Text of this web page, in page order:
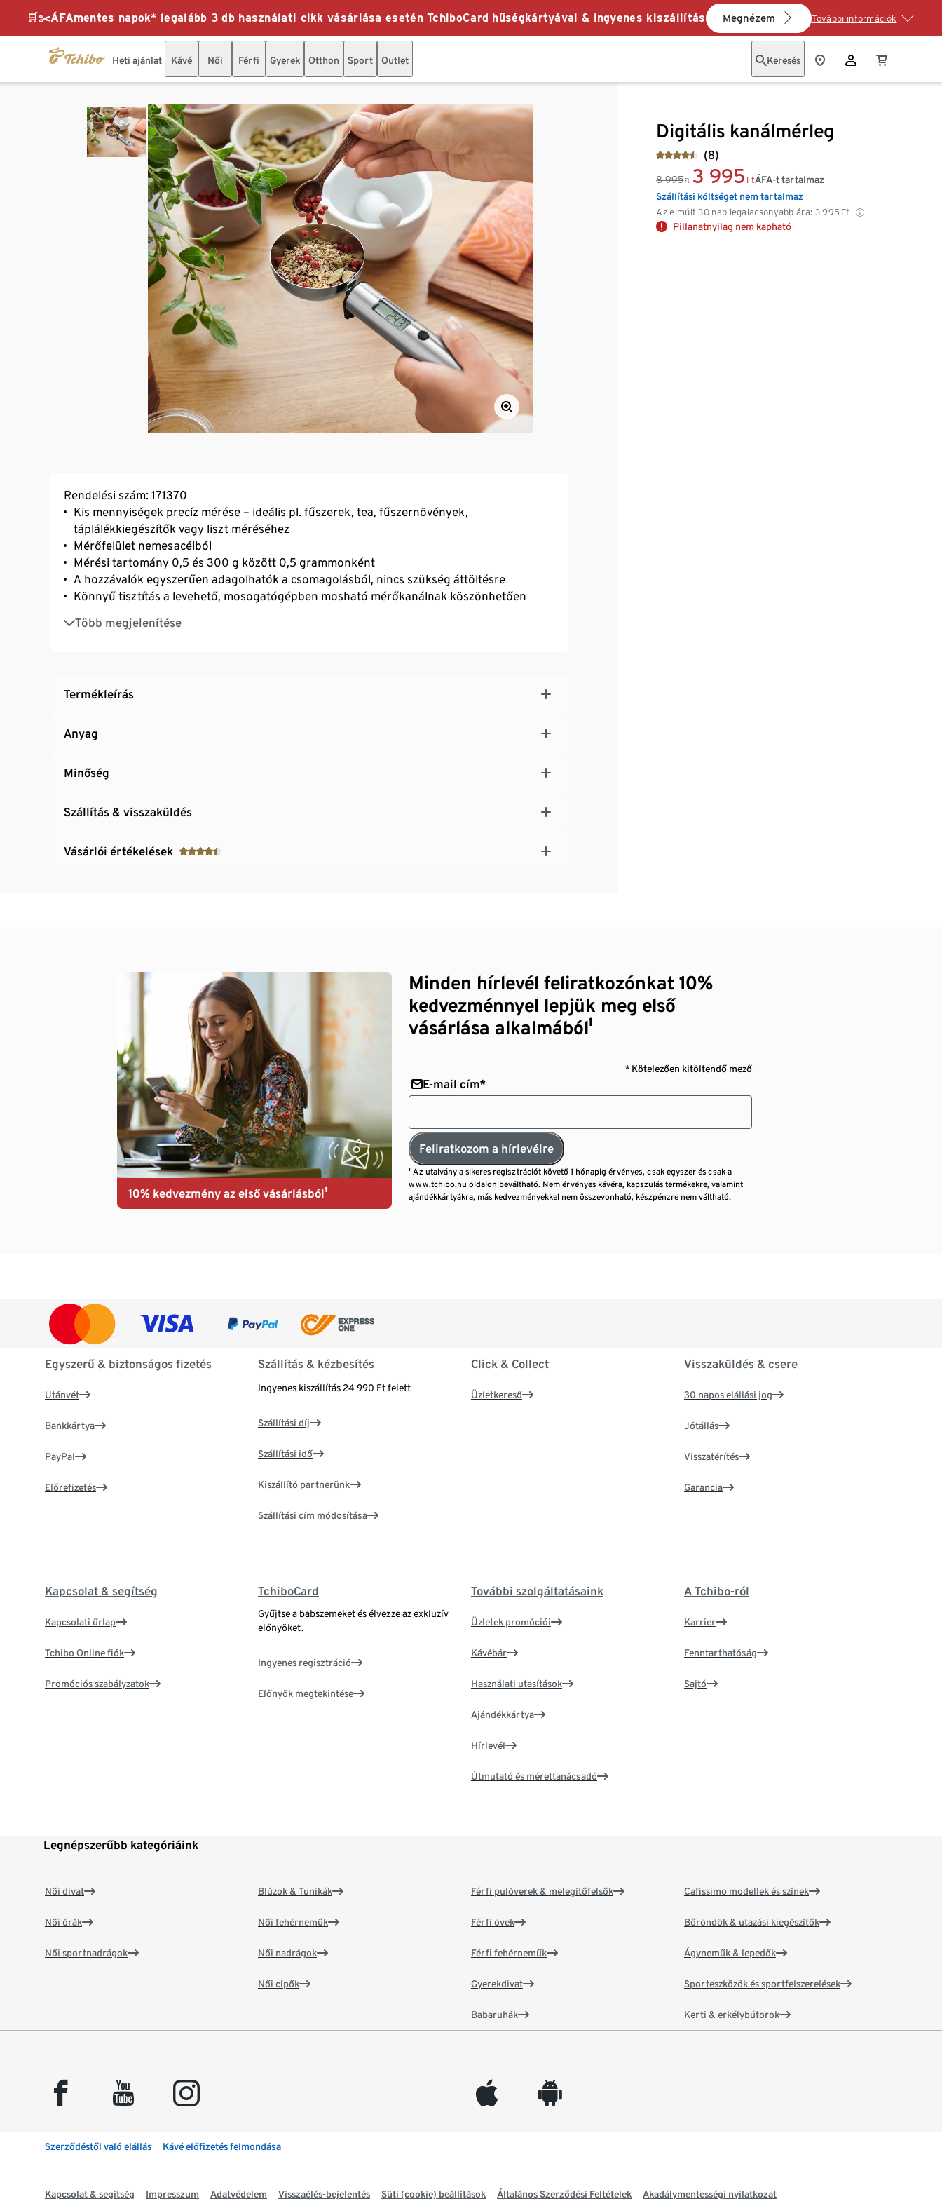
🛒✂️ÁFAmentes napok* legalább 3 db használati cikk vásárlása esetén TchiboCard hűségkártyával & ingyenes kiszállítás Megnézem További információk
Heti ajánlat Kávé Női Férfi Gyerek Otthon Sport Outlet Keresés
Digitális kanálmérleg
(8)
8 995 Ft 3 995 Ft
Az elmúlt 30 nap legalacsonyabb ára: 3 995 Ft
ÁFA-t tartalmaz
Szállítási költséget nem tartalmaz
Pillanatnyilag nem kapható
Rendelési szám: 171370
Kis mennyiségek precíz mérése – ideális pl. fűszerek, tea, fűszernövények,
táplálékkiegészítők vagy liszt méréséhez
Mérőfelület nemesacélból
Mérési tartomány 0,5 és 300 g között 0,5 grammonként
A hozzávalók egyszerűen adagolhatók a csomagolásból, nincs szükség áttöltésre
Könnyű tisztítás a levehető, mosogatógépben mosható mérőkanálnak köszönhetően
Több megjelenítése
Markolat akasztófüllel és talppal
Digitális LC-kijelző
TÁRA funkcióval
Termékleírás
Anyag
Minőség
Szállítás & visszaküldés
Vásárlói értékelések
10% kedvezmény az első vásárlásból¹
Minden hírlevél feliratkozónkat 10%
kedvezménnyel lepjük meg első
vásárlása alkalmából¹
* Kötelezően kitöltendő mező
E-mail cím*
Feliratkozom a hírlevélre
¹ Az utalvány a sikeres regisztrációt követő 1 hónapig érvényes, csak egyszer és csak a
www.tchibo.hu oldalon beváltható. Nem érvényes kávéra, kapszulás termékekre, valamint
ajándékkártyákra, más kedvezményekkel nem összevonható, készpénzre nem váltható.
Egyszerű & biztonságos fizetés
Utánvét
Bankkártya
PayPal
Előrefizetés
Szállítás & kézbesítés
Ingyenes kiszállítás 24 990 Ft felett
Szállítási díj
Szállítási idő
Kiszállító partnerünk
Szállítási cím módosítása
Click & Collect
Üzletkereső
Visszaküldés & csere
30 napos elállási jog
Jótállás
Visszatérítés
Garancia
Kapcsolat & segítség
Kapcsolati űrlap
Tchibo Online fiók
Promóciós szabályzatok
TchiboCard
Gyűjtse a babszemeket és élvezze az exkluzív
előnyöket.
Ingyenes regisztráció
Előnyök megtekintése
További szolgáltatásaink
Üzletek promóciói
Kávébár
Használati utasítások
Ajándékkártya
Hírlevél
Útmutató és mérettanácsadó
A Tchibo-ról
Karrier
Fenntarthatóság
Sajtó
Legnépszerűbb kategóriáink
Női divat
Női órák
Női sportnadrágok
Blúzok & Tunikák
Női fehérneműk
Női nadrágok
Női cipők
Férfi pulóverek & melegítőfelsők
Férfi övek
Férfi fehérneműk
Gyerekdivat
Babaruhák
Cafissimo modellek és színek
Bőröndök & utazási kiegészítők
Ágyneműk & lepedők
Sporteszközök és sportfelszerelések
Kerti & erkélybútorok
facebook youtube instagram appleinc android
Szerződéstől való elállás Kávé előfizetés felmondása
Kapcsolat & segítség Impresszum Adatvédelem Visszaélés-bejelentés Süti (cookie) beállítások Általános Szerződési Feltételek Akadálymentességi nyilatkozat